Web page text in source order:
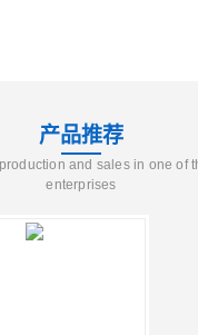
产品推荐
and sales in one of
enterprises